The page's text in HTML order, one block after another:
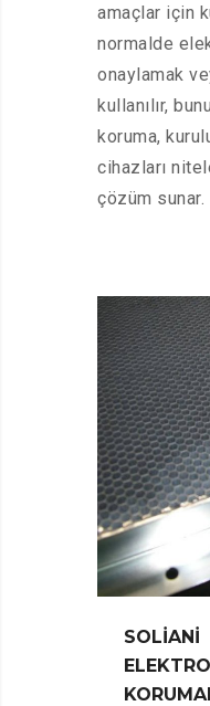
amaçlar için
normalde
onaylamak
kullanılır,
koruma,
cihazları
çözüm sunar.
SOLIANI